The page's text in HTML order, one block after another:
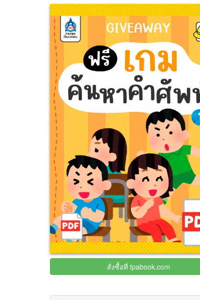
สั่งซื้อที่ tpabook.com